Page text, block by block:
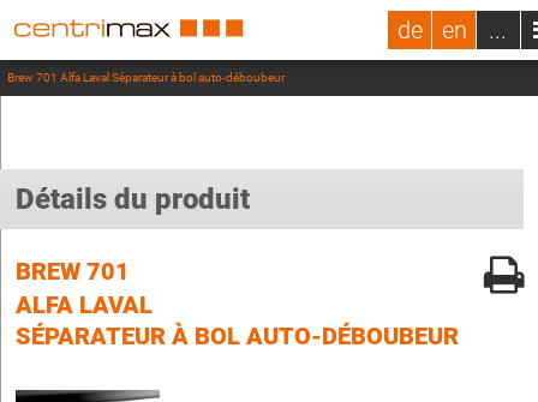
de en ...
Brew 701 Alfa Laval Séparateur à bol auto-déboubeur
Détails du produit
BREW 701
ALFA LAVAL
SÉPARATEUR À BOL AUTO-DÉBOUBEUR